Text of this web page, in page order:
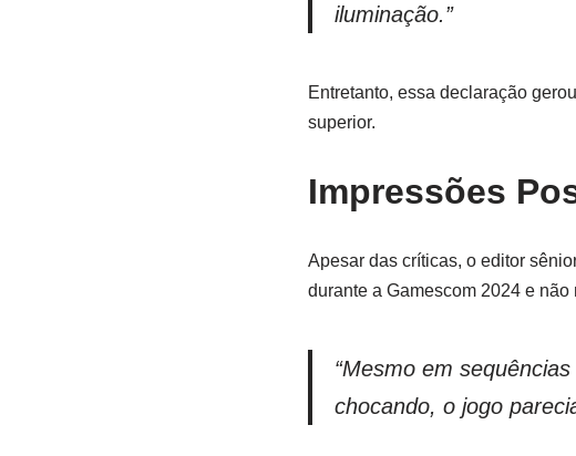
iluminação.”
Entretanto, essa declaração
superior.
Impressões
Apesar das críticas, o editor
durante a Gamescom 2024 e
“Mesmo em
chocando, o jogo